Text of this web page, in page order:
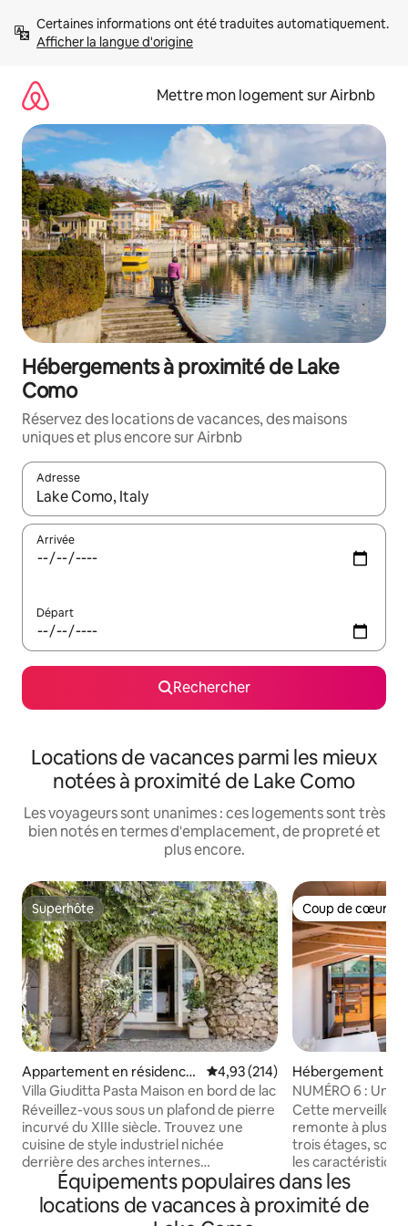
directement
Afficher la langue d'origine
Mettre mon logement sur Airbnb
Hébergements à proximité de Lake
Como
Réservez des locations de vacances, des maisons
uniques et plus encore sur Airbnb
Adresse
Lorsque les résultats s'affichent, utilisez les flèches vers le
Arrivée
Départ
Rechercher
Locations de vacances parmi les mieux
notées à proximité de Lake Como
Les voyageurs sont unanimes : ces logements sont très
bien notés en termes d'emplacement, de propreté et
plus encore.
Superhôte
Superhôte
Appartement en résidence
⋅ Blevio
Évaluation moyenne sur la
4,93 (214)
Villa Giuditta Pasta Maison en bord de lac
Réveillez-vous sous un plafond de pierre
incurvé du XIIIe siècle. Trouvez une
cuisine de style industriel nichée
derrière des arches internes
tentaculaires. Buvez dans une vue
magnifique sur le lac et la montagne
depuis un hamac ombragé. Entrez
Coup de cœur
Coup de cœur
Hébergement ⋅
NUMÉRO 6 : Une
lac de Côme,
Cette
remonte à plus
trois étages, son
les
chambres et des
modernes
Situé sur le front
Équipements populaires dans les
locations de vacances à proximité de